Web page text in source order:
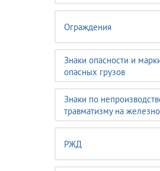
Ограждения
Знаки опасности и
опасных грузов
Знаки по
травматизму на
РЖД